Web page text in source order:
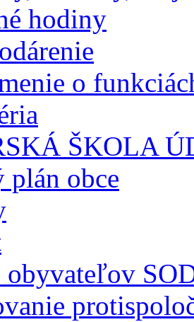
hodiny
o
ŠKOLA
plán obce
obyvateľov